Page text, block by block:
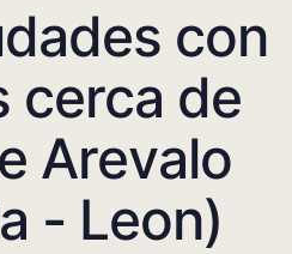
con
cerca de
Arevalo
- Leon)